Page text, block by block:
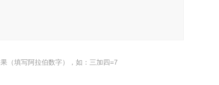
（填写阿拉伯数字），如：三加四=7